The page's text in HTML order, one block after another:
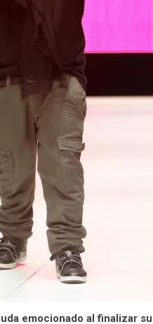
emocionado al finalizar su